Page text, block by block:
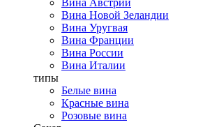
Вина Австрии
Вина Новой Зеландии
Вина Уругвая
Вина Франции
Вина России
Вина Италии
типы
Белые вина
Красные вина
Розовые вина